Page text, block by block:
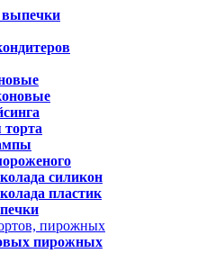
силикон
пластик
пирожных
пирожных